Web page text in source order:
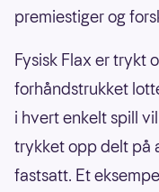
premiestiger og
Fysisk Flax er trykt
forhåndstrukket
i hvert enkelt spill
trykket opp delt på
fastsatt. Et